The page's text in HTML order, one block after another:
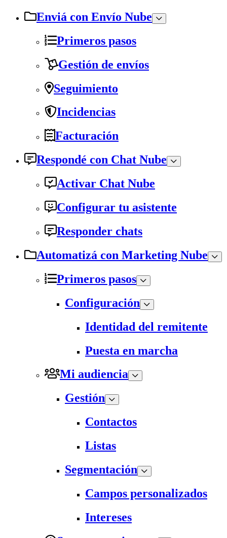
Enviá con Envío Nube
Primeros pasos
Gestión de envíos
Seguimiento
Incidencias
Facturación
Respondé con Chat Nube
Activar Chat Nube
Configurar tu asistente
Responder chats
Automatizá con Marketing Nube
Primeros pasos
Configuración
Identidad del remitente
Puesta en marcha
Mi audiencia
Gestión
Contactos
Listas
Segmentación
Campos personalizados
Intereses